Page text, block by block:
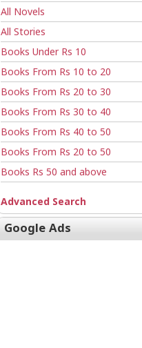
All Novels
All Stories
Books Under Rs 10
Books From Rs 10 to 20
Books From Rs 20 to 30
Books From Rs 30 to 40
Books From Rs 40 to 50
Books From Rs 20 to 50
Books Rs 50 and above
Advanced Search
Google Ads